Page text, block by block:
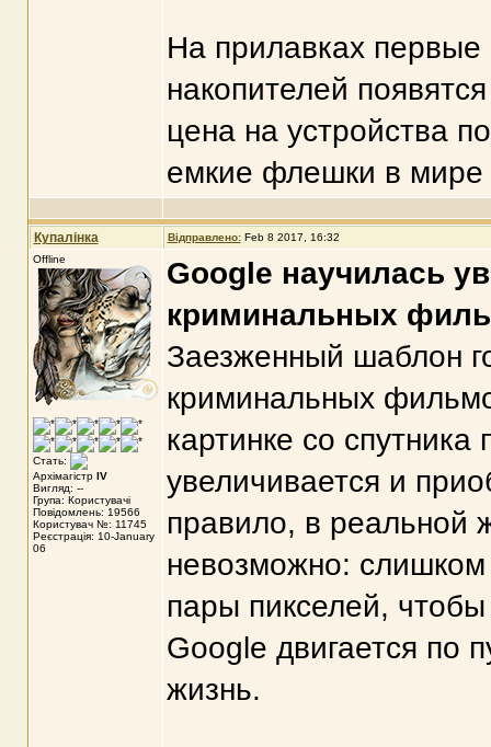
На прилавках первые
накопителей
цена на устройства
емкие флешки в мире
Купалінка Відправлено: Feb 8 2017, 16:32
Offline
Стать:
Архімагістр IV
Вигляд: --
Група: Користувачі
Повідомлень: 19566
Користувач №: 11745
Реєстрація: 10-January
06
Google научилась
криминальных
Заезженный шаблон
криминальных
картинке со
увеличивается и
правило, в реальной
невозможно:
пары пикселей,
Google двигается по
жизнь.